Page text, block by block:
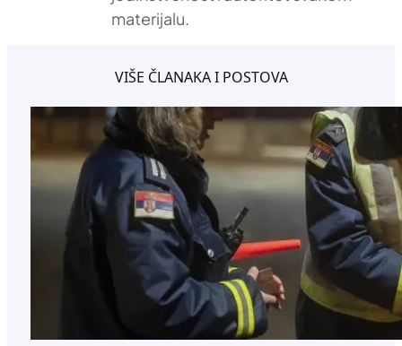
materijalu.
VIŠE ČLANAKA I POSTOVA